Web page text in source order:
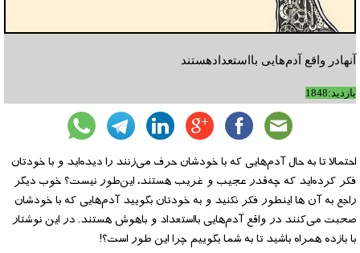
آنهادر واقع آدم‌هایی بااستعدادهستند
بازدید:1848
احتمالا تا به حال آدم‌هایی که با خودشان حرف می‌زنند را دیده‌اید و با خودتان
فکر کرده‌اید که چه‌قدر عجیب و غریب هستند، این‌طور نیست؟ خوب دیگر
راجع به آن ها اینطور فکر نکنید و به خودتان بگویید آدم‌هایی که با خودشان
صحبت می‌کنند در واقع آدم‌هایی بااستعداد و باهوش هستند. در این نوشتار
با بازده همراه باشید تا به شما بگوییم چرا این طور است؟!